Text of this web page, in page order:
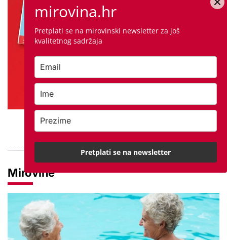
PROVJERITE PONUDU
Mirovine
mirovina.hr
Pretplati se na mirovinski newsletter za još
kvalitetnog sadržaja
Pretplati se na newsletter